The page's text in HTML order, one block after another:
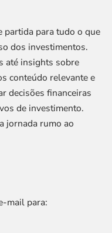
partida para tudo o que
dos investimentos.
até insights sobre
conteúdo relevante e
decisões financeiras
de investimento.
jornada rumo ao
mail para: